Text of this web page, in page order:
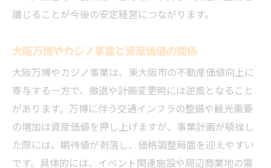
講じることが今後の安定経営につながります。
大阪万博やカジノ事業と資産価値の関係
大阪万博やカジノ事業は、東大阪市の不動産価値向上に
寄与する一方で、撤退や計画変更時には逆風となること
があります。万博に伴う交通インフラの整備や観光需要
の増加は資産価値を押し上げますが、事業計画が頓挫し
た際には、期待値が剥落し、価格調整局面を迎えやすい
です。具体的には、イベント関連施設や周辺商業地の需